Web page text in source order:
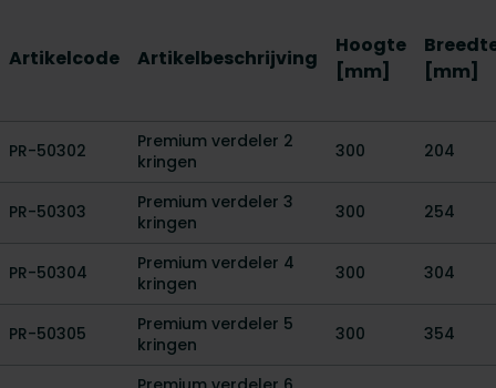
Artikelcode Artikelbeschrijving
Hoogte
[mm]
[mm]
PR-50302
Premium verdeler 2
kringen
300 204
PR-50303
Premium verdeler 3
kringen
300 254
PR-50304
Premium verdeler 4
kringen
300 304
PR-50305
Premium verdeler 5
kringen
300 354